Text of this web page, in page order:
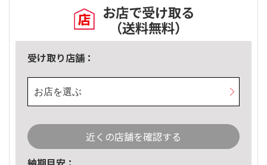
お店で受け取る
（送料無料）
受け取り店舗：
お店を選ぶ
近くの店舗を確認する